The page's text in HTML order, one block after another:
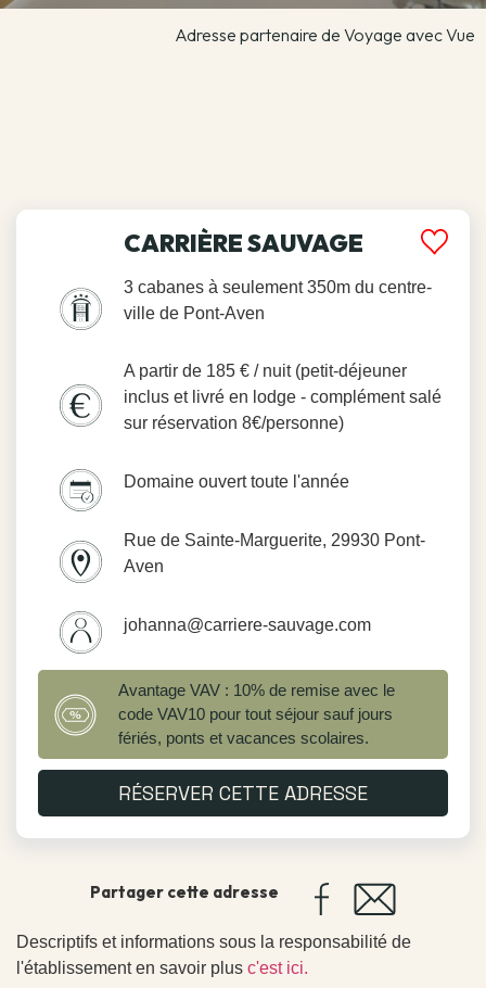
Adresse partenaire de Voyage avec Vue
CARRIÈRE SAUVAGE
3 cabanes à seulement 350m du centre-
ville de Pont-Aven
A partir de 185 € / nuit (petit-déjeuner
inclus et livré en lodge - complément salé
sur réservation 8€/personne)
Domaine ouvert toute l'année
Rue de Sainte-Marguerite, 29930 Pont-
Aven
johanna@carriere-sauvage.com
Avantage VAV : 10% de remise avec le
code VAV10 pour tout séjour sauf jours
fériés, ponts et vacances scolaires.
RÉSERVER CETTE ADRESSE
Partager cette adresse
Descriptifs et informations sous la responsabilité de
l'établissement en savoir plus c'est ici.